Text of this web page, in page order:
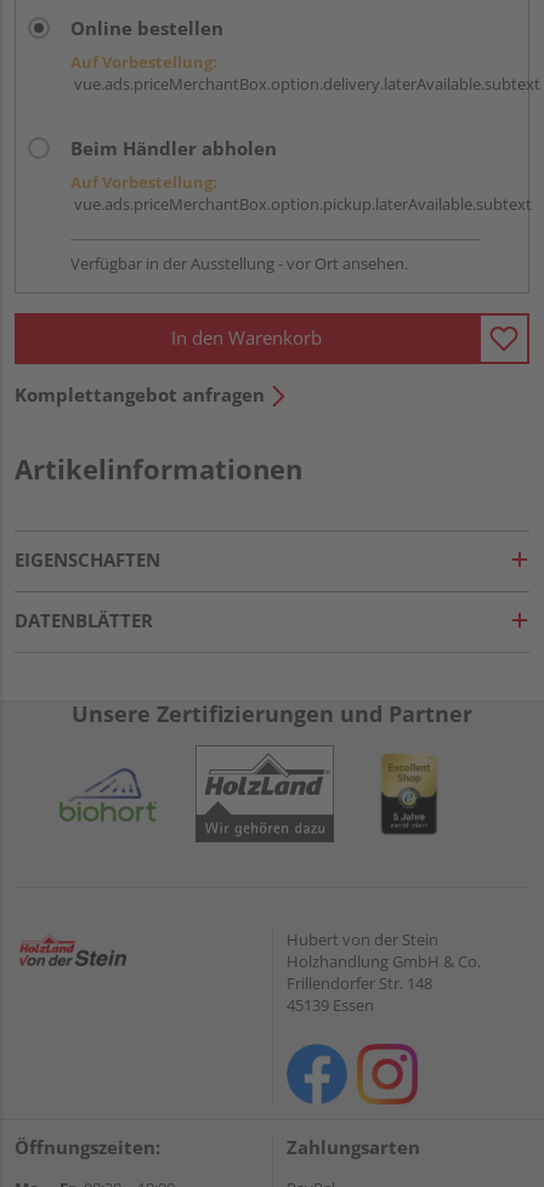
Online bestellen
Auf Vorbestellung:
vue.ads.priceMerchantBox.option.delivery.laterAvailable.subtext
Beim Händler abholen
Auf Vorbestellung:
vue.ads.priceMerchantBox.option.pickup.laterAvailable.subtext
Verfügbar in der Ausstellung - vor Ort ansehen.
In den Warenkorb
Komplettangebot anfragen
Artikelinformationen
EIGENSCHAFTEN
DATENBLÄTTER
Unsere Zertifizierungen und Partner
Hubert von der Stein
Holzhandlung GmbH & Co.
Frillendorfer Str. 148
45139 Essen
Öffnungszeiten: Zahlungsarten